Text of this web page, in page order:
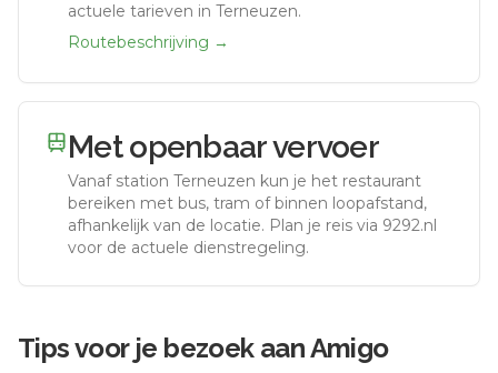
actuele tarieven in Terneuzen.
Routebeschrijving →
Met openbaar vervoer
Vanaf station Terneuzen kun je het restaurant
bereiken met bus, tram of binnen loopafstand,
afhankelijk van de locatie. Plan je reis via 9292.nl
voor de actuele dienstregeling.
Tips voor je bezoek aanAmigo